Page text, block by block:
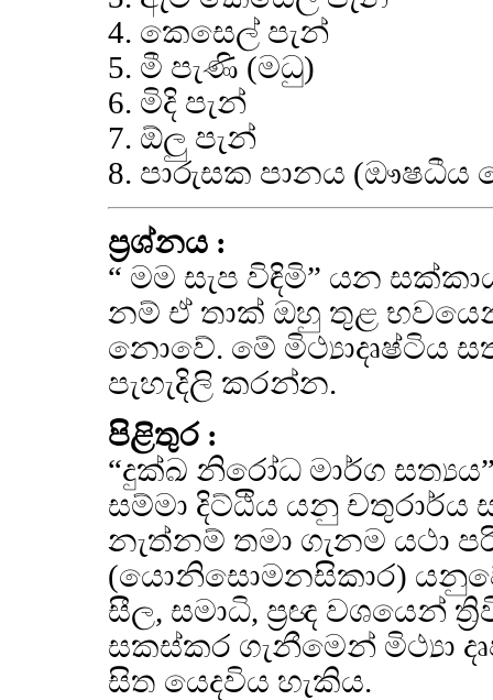
4. කෙසෙල් පැන්
5. මී පැණි (මධු)
6. මිදි පැන්
7. ඕලු පැන්
8. පාරුසක පානය
ප්‍රශ්නය :
“ මම සැප විඳිමි” යන
නම් ඒ තාක් ඔහු තුළ
නොවේ. මේ මිථ්‍යාදෘෂ්ටිය
පැහැදිලි කරන්න.
පිළිතුර :
“දුක්ඛ නිරෝධ මාර්ග
සම්මා දිට්ඨිය යනු
නැත්නම් තමා ගැනම යථා
(යොනිසොමනසිකාර)
සීල, සමාධි, ප්‍රඥ වශයෙන්
සකස්කර ගැනීමෙන් මිථ්‍යා
සිත යෙදවිය හැකිය.